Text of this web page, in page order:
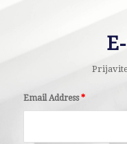
Prijavite
Email Address*